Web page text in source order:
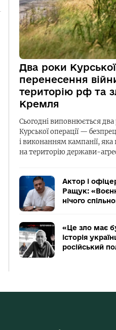
Два роки Курської
перенесення
територію рф та
Кремля
Сьогодні виповнюється два
Курської операції —
і виконанням кампанії, яка
на територію держави-
Актор і
Ращук:
нічого
«Це зло має
історія
російський